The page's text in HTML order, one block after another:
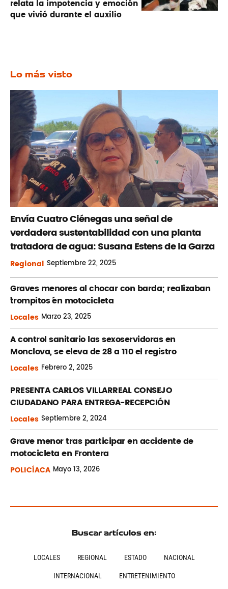
relata la impotencia y emoción
que vivió durante el auxilio
Lo más visto
Envía Cuatro Ciénegas una señal de
verdadera sustentabilidad con una planta
tratadora de agua: Susana Estens de la Garza
Regional Septiembre22, 2025
Graves menores al chocar con barda; realizaban
´trompitos ´en motocicleta
Locales Marzo23, 2025
A control sanitario las sexoservidoras en
Monclova, se eleva de 28 a 110 el registro
Locales Febrero2, 2025
PRESENTA CARLOS VILLARREAL CONSEJO
CIUDADANO PARA ENTREGA-RECEPCIÓN
Locales Septiembre2, 2024
Grave menor tras participar en accidente de
motocicleta en Frontera
POLICÍACA Mayo13, 2026
Buscar artículos en:
LOCALES REGIONAL ESTADO NACIONAL
INTERNACIONAL ENTRETENIMIENTO